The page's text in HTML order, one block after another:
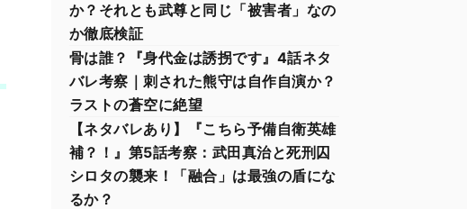
か？それとも武尊と同じ「被害者」なの
か徹底検証
骨は誰？『身代金は誘拐です』4話ネタ
バレ考察｜刺された熊守は自作自演か？
ラストの蒼空に絶望
【ネタバレあり】『こちら予備自衛英雄
補？！』第5話考察：武田真治と死刑囚
シロタの襲来！「融合」は最強の盾にな
るか？